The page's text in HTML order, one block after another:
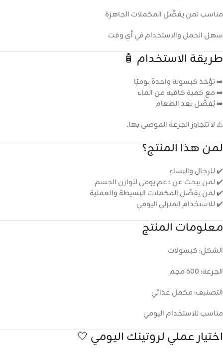
مناسب لمن يفضّل المكملات الجاهزة
سهل الحمل والاستخدام في أي وقت
طريقة الاستخدام 🧴
➡️ تؤخذ كبسولة واحدة يوميًا
➡️ مع كمية كافية من الماء
➡️ يُفضّل بعد الطعام
⚠️ لا تتجاوز الجرعة الموصى بها.
لمن هذا المنتج؟
✔️ للرجال والنساء
✔️ لمن يبحث عن دعم يومي لتوازن الجسم
✔️ لمن يفضّل المكملات البسيطة والعملية
✔️ للاستخدام المنزلي اليومي
معلومات المنتج
الشكل: كبسولات
الجرعة: 600 مجم
التصنيف: مكمل غذائي
مناسب للاستخدام اليومي
اختيار عملي لروتينك اليومي 🤍